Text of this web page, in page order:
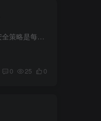
在当前数字化时代，制定有效的网络安全策略是每个企业和个人必须重视的任务。网络攻击和数据泄露事件频频发生，这不仅会导致财务损失，还会损害公司的声誉。因此，一个强大的网络安全策略至关重...
0 25 0